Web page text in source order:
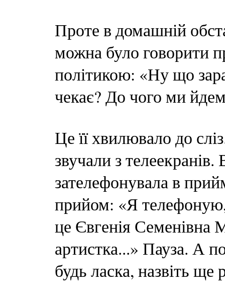
Проте в домашній
можна було говорити
політикою: «Ну що
чекає? До чого ми
Це її хвилювало до
звучали з
зателефонувала в
прийом: «Я
це Євгенія Семенівна
артистка...» Пауза. А
будь ласка, назвіть ще